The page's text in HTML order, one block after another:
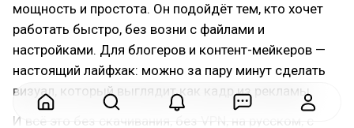
мощность и простота. Он подойдёт тем, кто хочет
работать быстро, без возни с файлами и
настройками. Для блогеров и контент-мейкеров —
настоящий лайфхак: можно за пару минут сделать
визуал, который выглядит как кадр из рекламы.
И всё это без скачивания, без VPN, на русском, с